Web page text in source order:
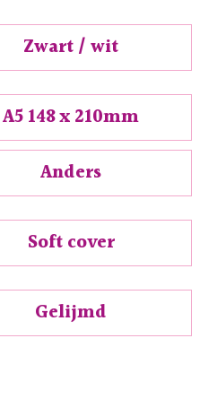
Zwart / wit
A5 148 x 210mm
Anders
Soft cover
Gelijmd